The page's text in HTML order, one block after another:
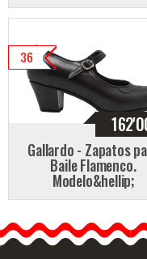
36
Gallardo - Zapatos
Baile Flamenco.
Modelo&hellip;